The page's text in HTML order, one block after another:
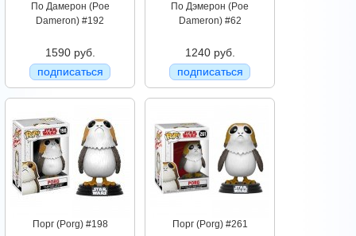
По Дамерон (Poe
Dameron) #192
1590 руб.
подписаться
По Дэмерон (Poe
Dameron) #62
1240 руб.
подписаться
Порг (Porg) #198 Порг (Porg) #261